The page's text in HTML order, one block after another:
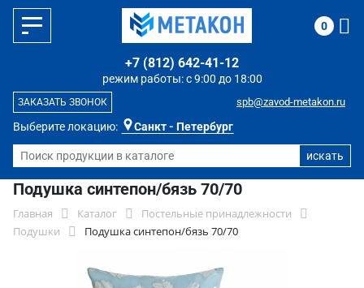
Выберите локацию: Санкт - Петербург
режим работы: с 9:00 до 18:00
+7 (812) 642-41-12
spb@zavod-metakon.ru
ЗАКАЗАТЬ ЗВОНОК
0
Подушка синтепон/бязь 70/70
Главная Каталог
Постельные принадлежности
Подушки
Подушка синтепон/бязь 70/70